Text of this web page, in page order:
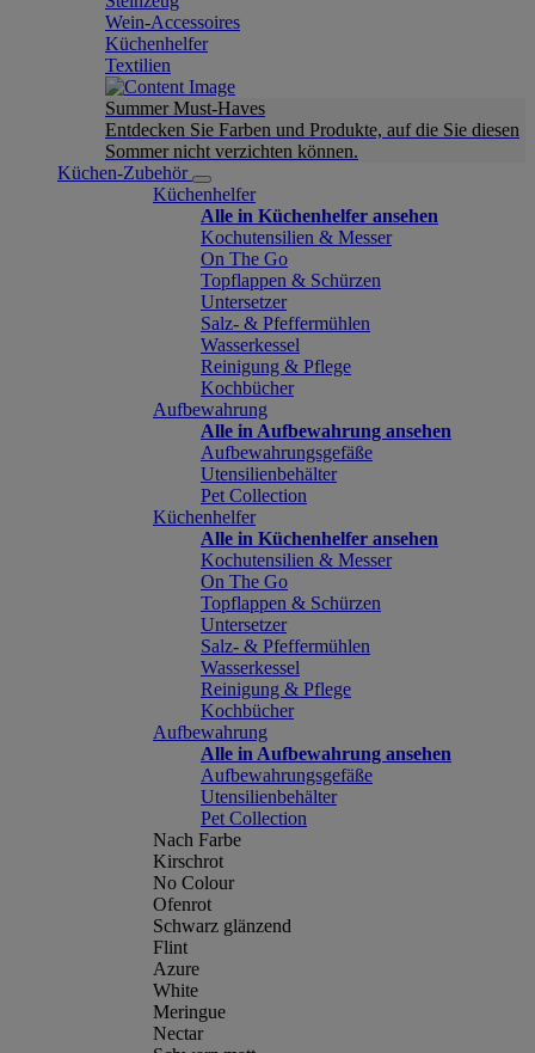
Wein-Accessoires
Küchenhelfer
Textilien
Summer Must-Haves
Entdecken Sie Farben und Produkte, auf die Sie diesen
Sommer nicht verzichten können.
Küchen-Zubehör
Küchenhelfer
Alle in Küchenhelfer ansehen
Kochutensilien & Messer
On The Go
Topflappen & Schürzen
Untersetzer
Salz- & Pfeffermühlen
Wasserkessel
Reinigung & Pflege
Kochbücher
Aufbewahrung
Alle in Aufbewahrung ansehen
Aufbewahrungsgefäße
Utensilienbehälter
Pet Collection
Küchenhelfer
Alle in Küchenhelfer ansehen
Kochutensilien & Messer
On The Go
Topflappen & Schürzen
Untersetzer
Salz- & Pfeffermühlen
Wasserkessel
Reinigung & Pflege
Kochbücher
Aufbewahrung
Alle in Aufbewahrung ansehen
Aufbewahrungsgefäße
Utensilienbehälter
Pet Collection
Nach Farbe
Kirschrot
No Colour
Ofenrot
Schwarz glänzend
Flint
Azure
White
Meringue
Nectar